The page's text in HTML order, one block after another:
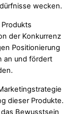
wecken.
der Konkurrenz
Positionierung
an und fördert
dieser Produkte.
Bewusstsein